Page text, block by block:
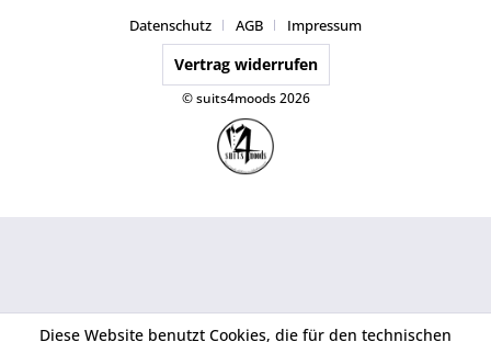
Datenschutz
AGB Impressum
Vertrag widerrufen
© suits4moods 2026
Diese Website benutzt Cookies, die für den technischen